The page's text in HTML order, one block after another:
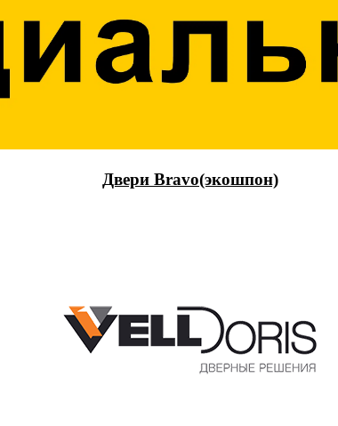
Двери Bravo(экошпон)